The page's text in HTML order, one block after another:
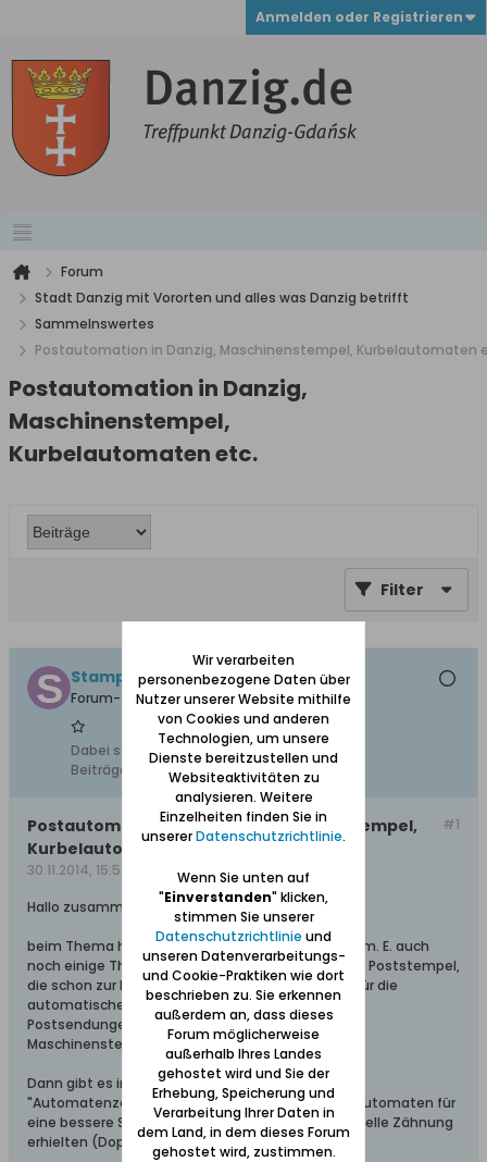
Anmelden oder Registrieren
Forum
Stadt Danzig mit Vororten und alles was Danzig betrifft
Sammelnswertes
Postautomation in Danzig, Maschinenstempel, Kurbelautomaten
Postautomation in Danzig,
Maschinenstempel,
Kurbelautomaten etc.
Filter
StampCollector
Forum-Teilnehmer
Dabei seit:
19.01.2014
Beiträge:
#1
Postautomation in Danzig, Maschinenstempel,
Kurbelautomaten etc.
30.11.2014, 15:52
Hallo zusammen,
beim Thema historische Postautomation gibt es m. E. auch
noch einige Themen zu bearbeiten: Da gibt es z.B. Poststempel,
die schon zur Kaiserzeit benutzt wurden, welche für die
automatische Entwertung bzw. Stempelung von
Postsendungen eingesetzt wurden:
Maschinenstempel bzw. Maschinenhalbstempel
Dann gibt es im Bereich Danzig auch noch die
"Automatenzähnung", wo Briefmarken für Kurbelautomaten für
eine bessere Stabilität der Markenrollen eine spezielle Zähnung
erhielten (Doppelzahn).
Wir verarbeiten
personenbezogene Daten über
Nutzer unserer Website mithilfe
von Cookies und anderen
Technologien, um unsere
Dienste bereitzustellen und
Websiteaktivitäten zu
analysieren. Weitere
Einzelheiten finden Sie in
unsererDatenschutzrichtlinie.
Wenn Sie unten auf
"Einverstanden" klicken,
stimmen Sie unserer
Datenschutzrichtlinie und
unseren Datenverarbeitungs-
und Cookie-Praktiken wie dort
beschrieben zu. Sie erkennen
außerdem an, dass dieses
Forum möglicherweise
außerhalb Ihres Landes
gehostet wird und Sie der
Erhebung, Speicherung und
Verarbeitung Ihrer Daten in
dem Land, in dem dieses Forum
gehostet wird, zustimmen.